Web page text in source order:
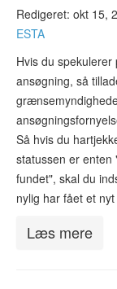
Hvad er
ESTA-status
Artikler
Redigeret: okt 15,
ESTA
Hvis du
ansøgning, så
Så hvis du
statussen er enten
fundet", skal du
nylig har fået et
Læs mere